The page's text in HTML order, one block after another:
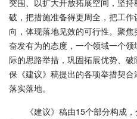
突围、以扩大开放拓展空间，坚
破，把措施准备得更周全，把工
向，体现落地见效的可行性。聚焦
奋发有为的态度，一个领域一个
际的思路举措，巩固拓展优势、
保《建议》稿提出的各项举措契
落实落地。
《建议》稿由15个部分构成